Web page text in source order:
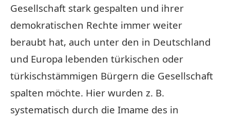
Gesellschaft stark gespalten und ihrer
demokratischen Rechte immer weiter
beraubt hat, auch unter den in Deutschland
und Europa lebenden türkischen oder
türkischstämmigen Bürgern die Gesellschaft
spalten möchte. Hier wurden z. B.
systematisch durch die Imame des in